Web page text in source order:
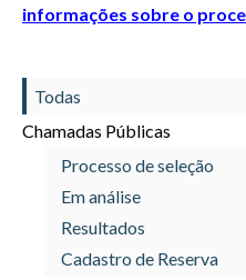
Todas
Chamadas Públicas
Processo de seleção
Em análise
Resultados
Cadastro de Reserva
informações sobre o